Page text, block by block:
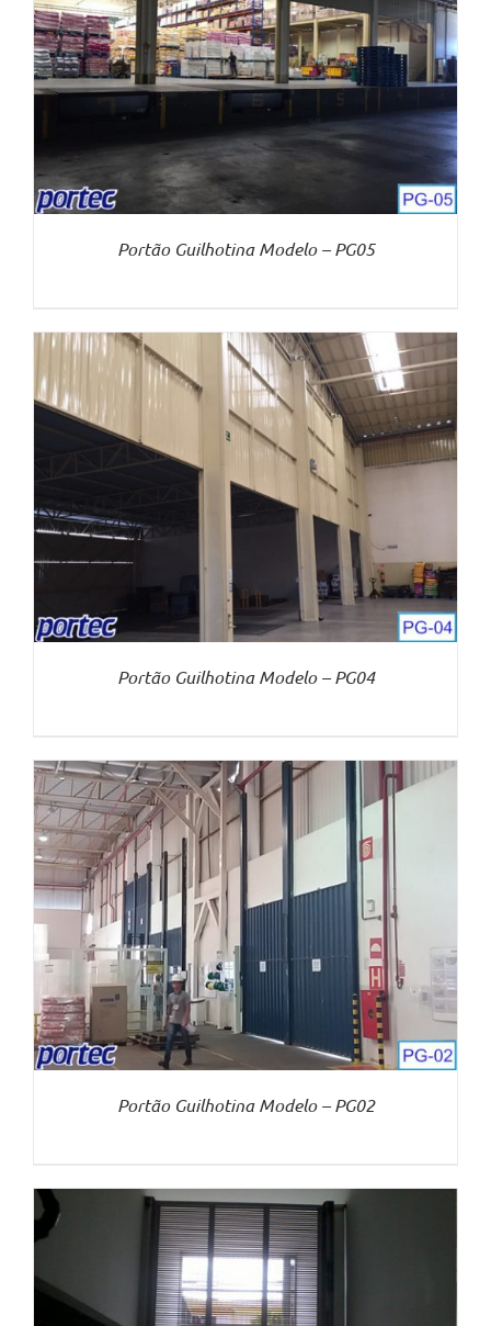
Portão Guilhotina Modelo – PG05
Portão Guilhotina Modelo – PG04
Portão Guilhotina Modelo – PG02